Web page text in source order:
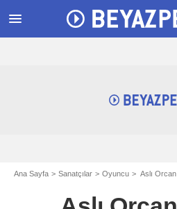
menu
Ana Sayfa Sanatçılar Oyuncu Aslı Orcan